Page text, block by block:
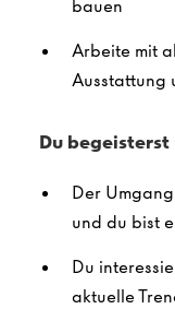
bauen
Arbeite mit
Ausstattung
Du begeisterst
Der
und du bist
Du
aktuelle